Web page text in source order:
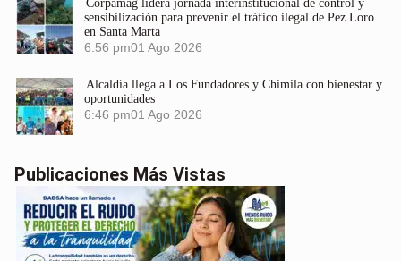
Corpamag lidera jornada interinstitucional de control y
sensibilización para prevenir el tráfico ilegal de Pez Loro
en Santa Marta
6:56 pm01 Ago 2026
Alcaldía llega a Los Fundadores y Chimila con bienestar y
oportunidades
6:46 pm01 Ago 2026
Publicaciones Más Vistas